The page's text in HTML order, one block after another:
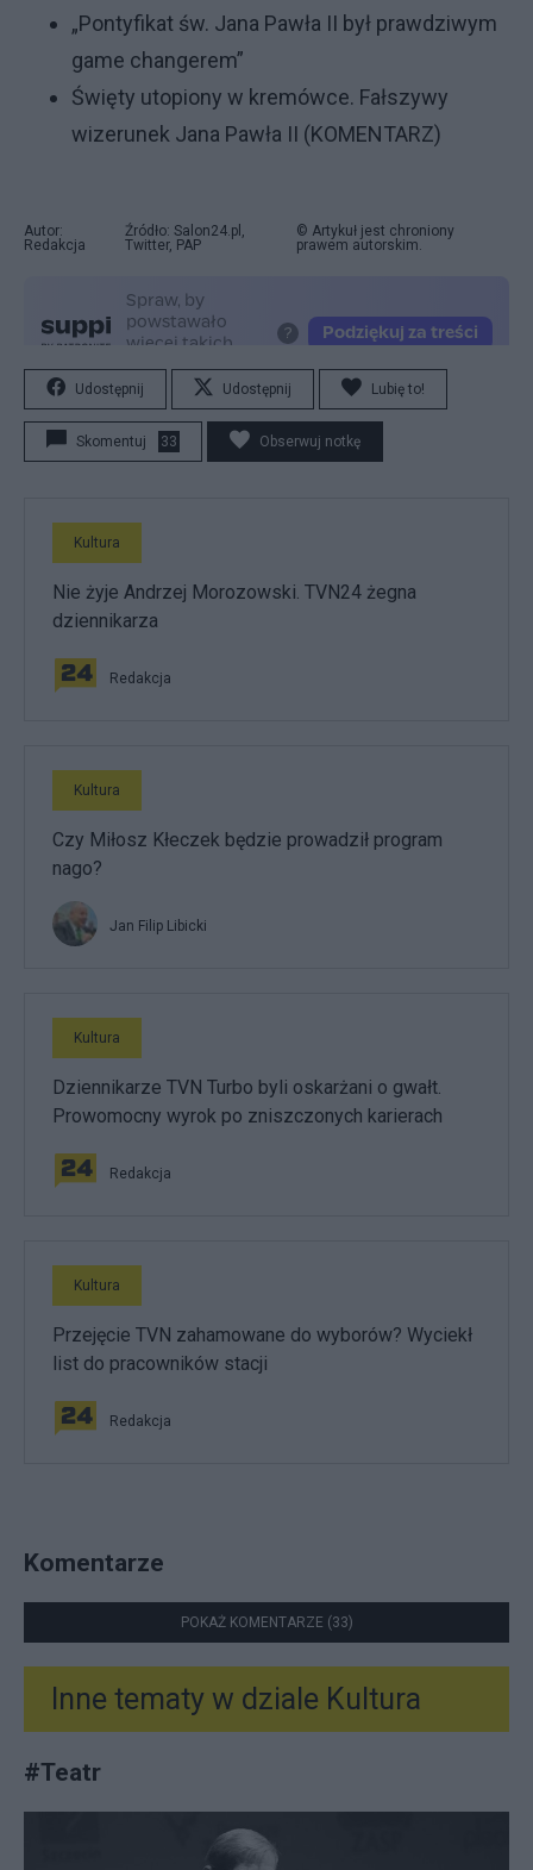
„Pontyfikat św. Jana Pawła II był prawdziwym
game changerem”
Święty utopiony w kremówce. Fałszywy
wizerunek Jana Pawła II (KOMENTARZ)
Autor:
Redakcja
Źródło: Salon24.pl,
Twitter, PAP
© Artykuł jest chroniony
prawem autorskim.
Udostępnij Udostępnij Lubię to!
Skomentuj 33 Obserwuj notkę
Kultura
Nie żyje Andrzej Morozowski. TVN24 żegna
dziennikarza
Redakcja
Kultura
Czy Miłosz Kłeczek będzie prowadził program
nago?
Jan Filip Libicki
Kultura
Dziennikarze TVN Turbo byli oskarżani o gwałt.
Prowomocny wyrok po zniszczonych karierach
Redakcja
Kultura
Przejęcie TVN zahamowane do wyborów? Wyciekł
list do pracowników stacji
Redakcja
Komentarze
POKAŻ KOMENTARZE (33)
Inne tematy w dziale Kultura
#Teatr